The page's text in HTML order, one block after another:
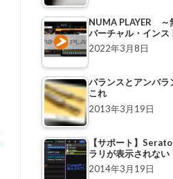
NUMA PLAYER ～
バーチャル・インス
2022年3月8日
バランスとアンバラ
これ
2013年3月19日
【サポート】
ラリが表示されない
2014年3月19日